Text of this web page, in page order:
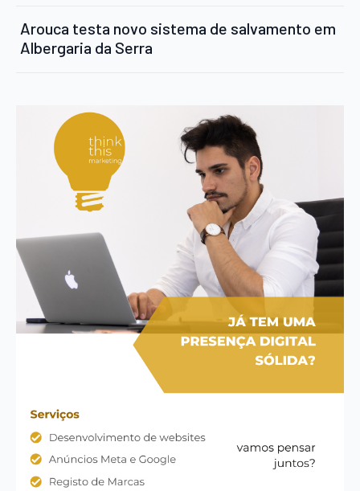
Arouca testa novo sistema de salvamento em
Albergaria da Serra